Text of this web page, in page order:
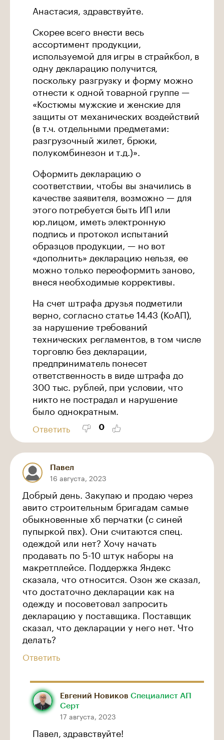
Анастасия, здравствуйте.
Скорее всего внести весь
ассортимент продукции,
используемой для игры в страйкбол, в
одну декларацию получится,
поскольку разгрузку и форму можно
отнести к одной товарной группе —
«Костюмы мужские и женские для
защиты от механических воздействий
(в т.ч. отдельными предметами:
разгрузочный жилет, брюки,
полукомбинезон и т.д.)».
Оформить декларацию о
соответствии, чтобы вы значились в
качестве заявителя, возможно — для
этого потребуется быть ИП или
юр.лицом, иметь электронную
подпись и протокол испытаний
образцов продукции, — но вот
«дополнить» декларацию нельзя, ее
можно только переоформить заново,
внеся необходимые коррективы.
На счет штрафа друзья подметили
верно, согласно статье 14.43 (КоАП),
за нарушение требований
технических регламентов, в том числе
торговлю без декларации,
предприниматель понесет
ответственность в виде штрафа до
300 тыс. рублей, при условии, что
никто не пострадал и нарушение
было однократным.
Ответить 0
Павел
16 августа, 2023
Добрый день. Закупаю и продаю через
авито строительным бригадам самые
обыкновенные хб перчатки (с синей
пупыркой пвх). Они считаются спец.
одеждой или нет? Хочу начать
продавать по 5-10 штук наборы на
макретплейсе. Поддержка Яндекс
сказала, что относится. Озон же сказал,
что достаточно декларации как на
одежду и посоветовал запросить
декларацию у поставщика. Поставщик
сказал, что декларации у него нет. Что
делать?
Ответить
Евгений Новиков Специалист АП
Серт
17 августа, 2023
Павел, здравствуйте!